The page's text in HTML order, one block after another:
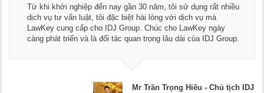
Từ khi khởi nghiệp đến nay gần 30 năm, tôi sử dụng rất nhiều
dịch vụ tư vấn luật, tôi đặc biệt hài lòng với dịch vụ mà
LawKey cung cấp cho IDJ Group. Chúc cho LawKey ngày
càng phát triển và là đối tác quan trọng lâu dài của IDJ Group.
Mr Trần Trọng Hiếu - Chủ tịch IDJ